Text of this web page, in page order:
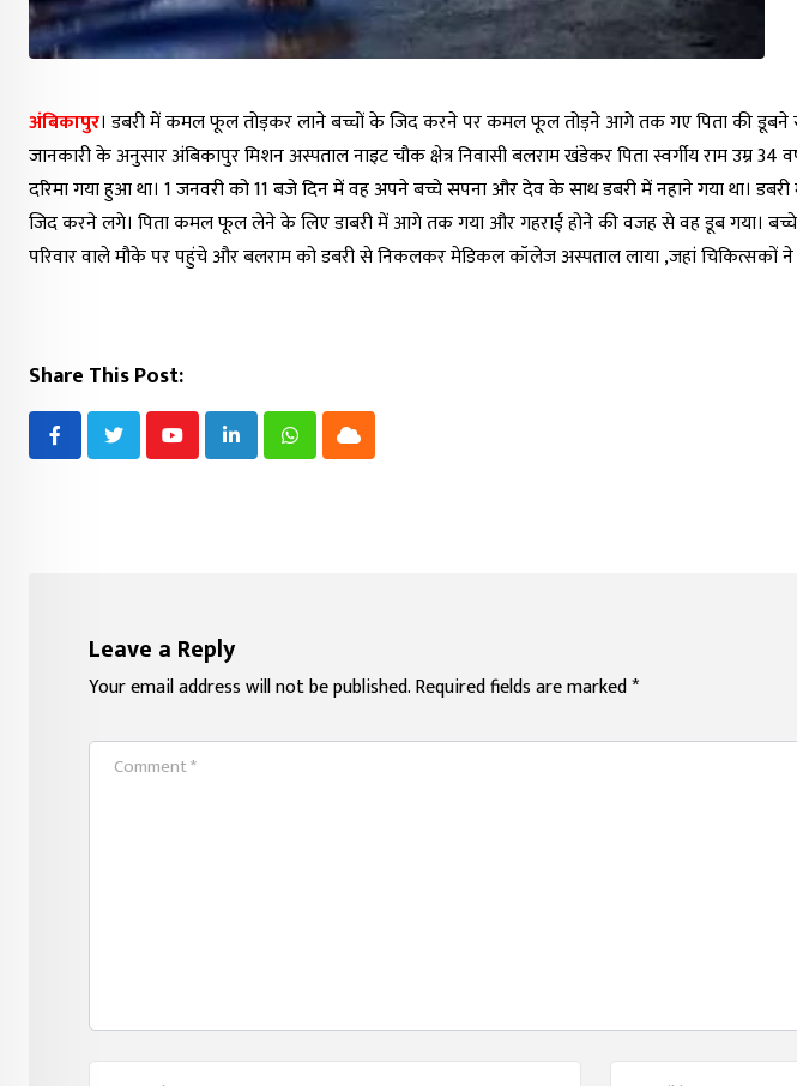
अंबिकापुर। डबरी में कमल फूल तोड़कर लाने बच्चों के जिद करने पर कमल फूल तोड़ने आगे तक गए पिता की डूबने
जानकारी के अनुसार अंबिकापुर मिशन अस्पताल नाइट चौक क्षेत्र निवासी बलराम खंडेकर पिता स्वर्गीय राम उम्र 34
दरिमा गया हुआ था। 1 जनवरी को 11 बजे दिन में वह अपने बच्चे सपना और देव के साथ डबरी में नहाने गया
जिद करने लगे। पिता कमल फूल लेने के लिए डाबरी में आगे तक गया और गहराई होने की वजह से वह डूब गया। बच्चे
परिवार वाले मौके पर पहुंचे और बलराम को डबरी से निकलकर मेडिकल कॉलेज अस्पताल लाया ,जहां चिकित्सकों ने
Share This Post:
YoutubeLinkedInWhatsappCloud
Leave a Reply
Your email address will not be published.Required fields are marked*